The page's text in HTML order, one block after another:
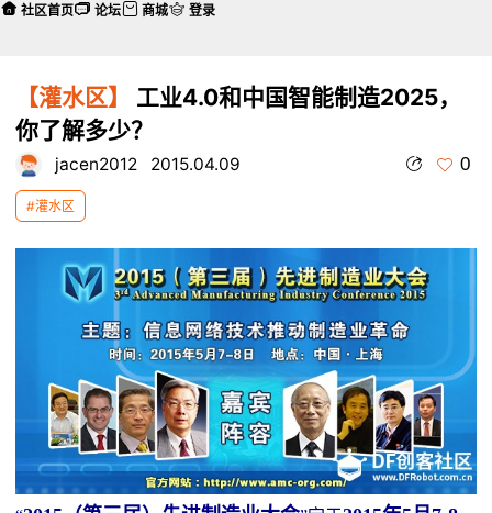
【灌水区】
工业4.0和中国智能制造2025，
你了解多少？
jacen2012 2015.04.09 0
#灌水区
社区首页 论坛 商城 登录